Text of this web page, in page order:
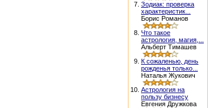
7. Зодиак: проверка
характеристик...
Борис Романов
8. Что такое
астрология, магия,...
Альберт Тимашев
9. К сожаленью, день
рожденья только...
Наталья Жукович
10. Астрология на
пользу бизнесу
Евгения Дружкова